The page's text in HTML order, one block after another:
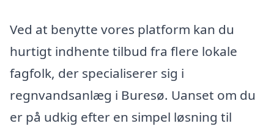
Ved at benytte vores platform kan du
hurtigt indhente tilbud fra flere lokale
fagfolk, der specialiserer sig i
regnvandsanlæg i Buresø. Uanset om du
er på udkig efter en simpel løsning til